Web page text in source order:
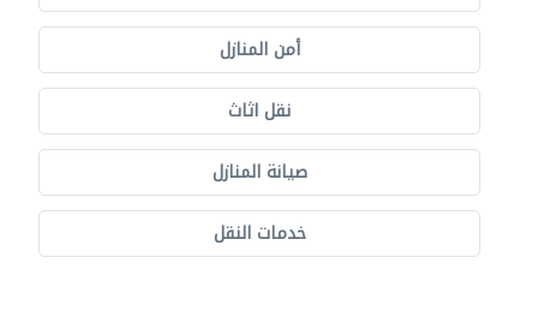
أمن المنازل
نقل اثاث
صيانة المنازل
خدمات النقل